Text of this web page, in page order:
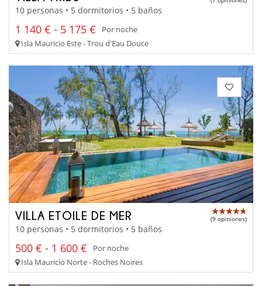
10 personas • 5 dormitorios • 5 baños
1 140 € - 5 175 €
Por noche
Isla Mauricio Este - Trou d'Eau Douce
VILLA ETOILE DE MER (9 opiniones)
10 personas • 5 dormitorios • 5 baños
500 € - 1 600 €
Por noche
Isla Mauricio Norte - Roches Noires